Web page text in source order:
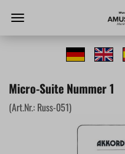
Micro-Suite Nummer 1
(Art.Nr.: Russ-051)